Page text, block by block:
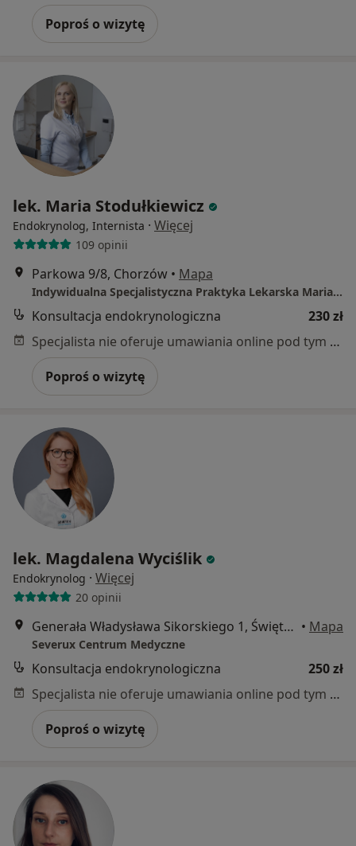
Poproś o wizytę
lek. Maria Stodułkiewicz
Endokrynolog, Internista · Więcej
109 opinii
Parkowa 9/8, Chorzów • Mapa
Indywidualna Specjalistyczna Praktyka Lekarska Maria Stodułkiewicz
Konsultacja endokrynologiczna
230 zł
Specjalista nie oferuje umawiania online pod tym adresem.
Poproś o wizytę
lek. Magdalena Wyciślik
Endokrynolog · Więcej
20 opinii
Generała Władysława Sikorskiego 1, Świętochłowice • Mapa
Severux Centrum Medyczne
Konsultacja endokrynologiczna
250 zł
Specjalista nie oferuje umawiania online pod tym adresem.
Poproś o wizytę